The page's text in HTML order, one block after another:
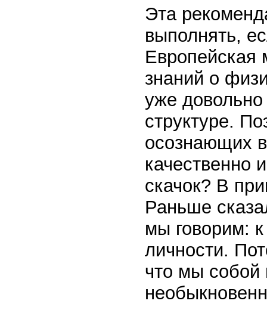
Эта
выполнять,
Европейская
знаний о
уже довольно
структуре.
осознающих
качественно
скачок? В
Раньше
мы говорим: к
личности.
что мы собой